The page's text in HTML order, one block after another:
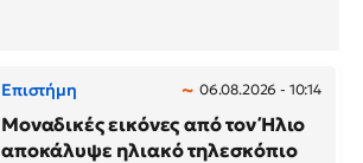
Επιστήμη 06.08.2026 - 10:14
Μοναδικές εικόνες από τον Ήλιο
αποκάλυψε ηλιακό τηλεσκόπιο